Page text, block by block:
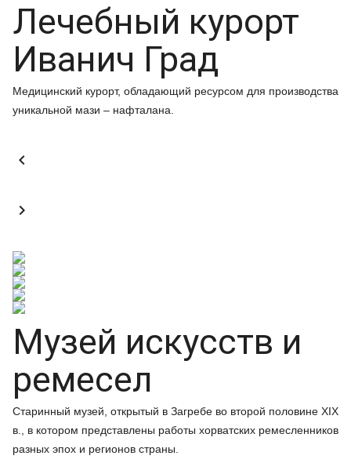
Лечебный курорт
Иванич Град
Медицинский курорт, обладающий ресурсом для производства
уникальной мази – нафталана.


Музей искусств и
ремесел
Старинный музей, открытый в Загребе во второй половине XIX
в., в котором представлены работы хорватских ремесленников
разных эпох и регионов страны.